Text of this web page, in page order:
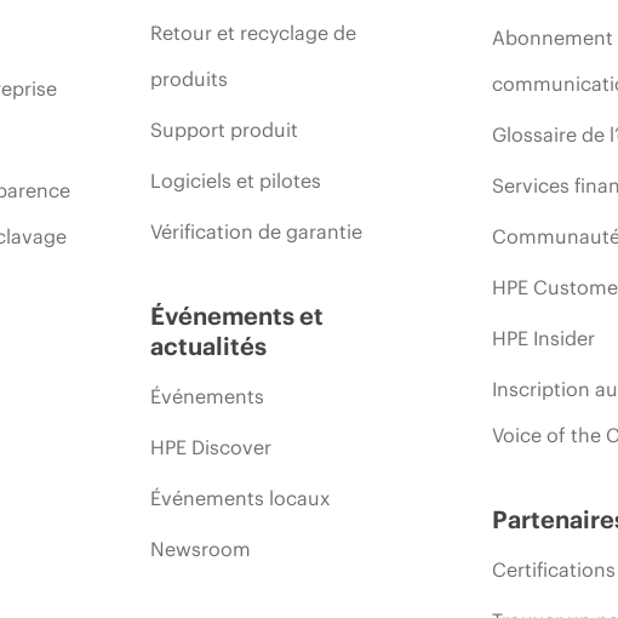
Retour et recyclage de
produits
Support produit
Logiciels et pilotes
Vérification de garantie
Événements et
actualités
Événements
HPE Discover
Événements locaux
Newsroom
Abonnement
Glossaire de
Services
HPE
HPE Insider
Inscription
Voice of the
Certifications